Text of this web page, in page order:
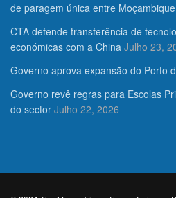
de paragem única entre
CTA defende transferência de
económicas com a China Julho 23,
Governo aprova expansão do Porto
Governo revê regras para Escolas
do sector Julho 22, 2026